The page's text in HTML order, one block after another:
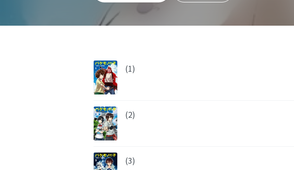
(1)
(2)
(3)